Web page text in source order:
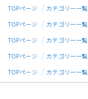
TOPページ
カテゴリー一覧
TOPページ
カテゴリー一覧
TOPページ
カテゴリー一覧
TOPページ
カテゴリー一覧
TOPページ
カテゴリー一覧